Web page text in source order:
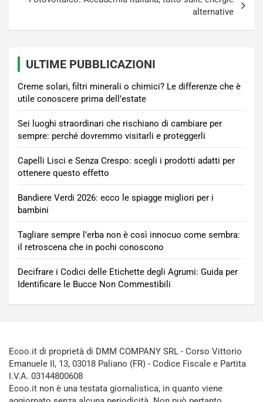
alternative
ULTIME PUBBLICAZIONI
Creme solari, filtri minerali o chimici? Le differenze che è
utile conoscere prima dell’estate
Sei luoghi straordinari che rischiano di cambiare per
sempre: perché dovremmo visitarli e proteggerli
Capelli Lisci e Senza Crespo: scegli i prodotti adatti per
ottenere questo effetto
Bandiere Verdi 2026: ecco le spiagge migliori per i
bambini
Tagliare sempre l’erba non è così innocuo come sembra:
il retroscena che in pochi conoscono
Decifrare i Codici delle Etichette degli Agrumi: Guida per
Identificare le Bucce Non Commestibili
Ecoo.it di proprietà di DMM COMPANY SRL - Corso Vittorio
Emanuele II, 13, 03018 Paliano (FR) - Codice Fiscale e Partita
I.V.A. 03144800608
Ecoo.it non è una testata giornalistica, in quanto viene